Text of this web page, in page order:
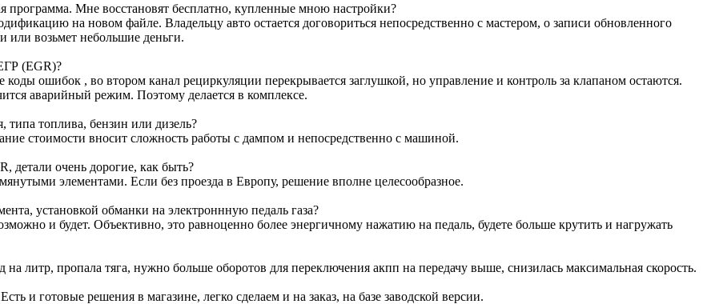
программа. Мне восстановят бесплатно, купленные мною настройки?
на новом файле. Владельцу авто остается договориться непосредственно с мастером, о записи обновленного
или возьмет небольшие деньги.
(EGR)?
ошибок , во втором канал рециркуляции перекрывается заглушкой, но управление и контроль за клапаном остаются.
аварийный режим. Поэтому делается в комплексе.
топлива, бензин или дизель?
стоимости вносит сложность работы с дампом и непосредственно с машиной.
детали очень дорогие, как быть?
элементами. Если без проезда в Европу, решение вполне целесообразное.
установкой обманки на электроннную педаль газа?
и будет. Объективно, это равноценно более энергичному нажатию на педаль, будете больше крутить и нагружать
на литр, пропала тяга, нужно больше оборотов для переключения акпп на передачу выше, снизилась максимальная скорость.
и готовые решения в магазине, легко сделаем и на заказ, на базе заводской версии.